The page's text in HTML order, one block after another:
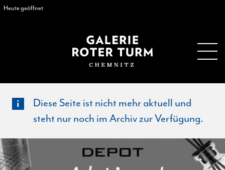
Heute geöffnet
Diese Seite ist nicht mehr aktuell und
steht nur noch im Archiv zur Verfügung.